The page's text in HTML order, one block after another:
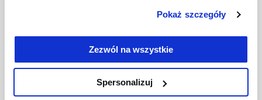
Pokaż szczegóły
Zezwól na wszystkie
Spersonalizuj
Oferta
Dla firm